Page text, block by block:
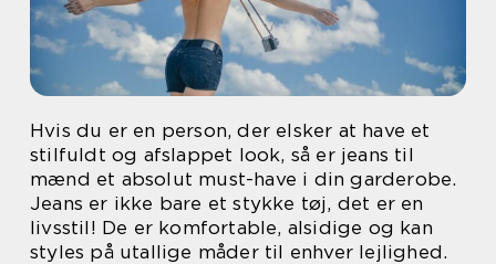
Hvis du er en person, der elsker at have et
stilfuldt og afslappet look, så er jeans til
mænd et absolut must-have i din garderobe.
Jeans er ikke bare et stykke tøj, det er en
livsstil! De er komfortable, alsidige og kan
styles på utallige måder til enhver lejlighed.